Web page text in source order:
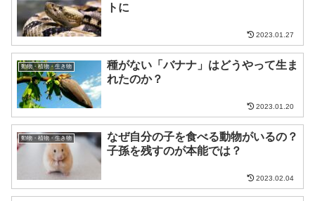
トに
2023.01.27
動物・植物・生き物
種がない「バナナ」はどうやって生ま
れたのか？
2023.01.20
動物・植物・生き物
なぜ自分の子を食べる動物がいるの？
子孫を残すのが本能では？
2023.02.04